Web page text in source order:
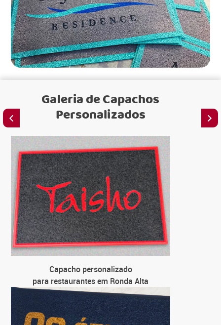
Galeria deCapachos
Personalizados
Capacho personalizado
para restaurantes em Ronda Alta